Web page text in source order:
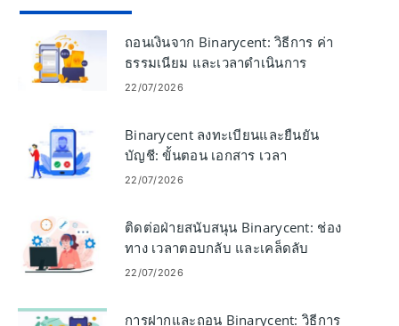
ถอนเงินจาก Binarycent: วิธีการ ค่า
ธรรมเนียม และเวลาดำเนินการ
22/07/2026
Binarycent ลงทะเบียนและยืนยัน
บัญชี: ขั้นตอน เอกสาร เวลา
22/07/2026
ติดต่อฝ่ายสนับสนุน Binarycent: ช่อง
ทาง เวลาตอบกลับ และเคล็ดลับ
22/07/2026
การฝากและถอน Binarycent: วิธีการ